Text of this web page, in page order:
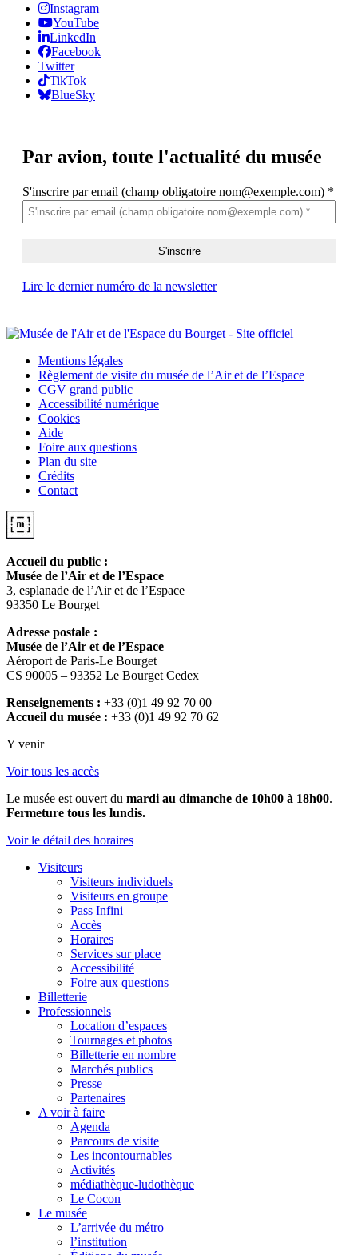
Instagram
YouTube
LinkedIn
Facebook
Twitter
TikTok
BlueSky
Par avion, toute l'actualité du musée
S'inscrire par email (champ obligatoire nom@exemple.com) *
Lire le dernier numéro de la newsletter
Mentions légales
Règlement de visite du musée de l’Air et de l’Espace
CGV grand public
Accessibilité numérique
Cookies
Aide
Foire aux questions
Plan du site
Crédits
Contact
Accueil du public :
Musée de l’Air et de l’Espace
3, esplanade de l’Air et de l’Espace
93350 Le Bourget
Adresse postale :
Musée de l’Air et de l’Espace
Aéroport de Paris-Le Bourget
CS 90005 – 93352 Le Bourget Cedex
Renseignements : +33 (0)1 49 92 70 00
Accueil du musée : +33 (0)1 49 92 70 62
Y venir
Voir tous les accès
Le musée est ouvert du mardi au dimanche de 10h00 à 18h00.
Fermeture tous les lundis.
Voir le détail des horaires
Visiteurs
Visiteurs individuels
Visiteurs en groupe
Pass Infini
Accès
Horaires
Services sur place
Accessibilité
Foire aux questions
Billetterie
Professionnels
Location d’espaces
Tournages et photos
Billetterie en nombre
Marchés publics
Presse
Partenaires
A voir à faire
Agenda
Parcours de visite
Les incontournables
Activités
médiathèque-ludothèque
Le Cocon
Le musée
L’arrivée du métro
l’institution